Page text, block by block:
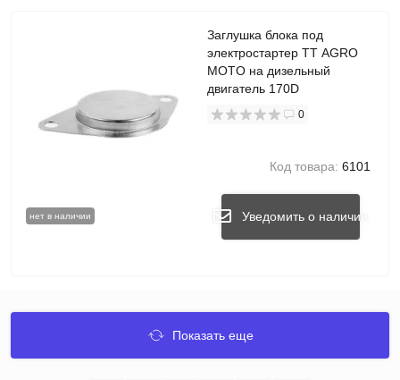
нет в наличии
Заглушка блока под
электростартер TT AGRO
MOTO на дизельный
двигатель 170D
0
Код товара: 6101
Уведомить о наличии
Показать еще